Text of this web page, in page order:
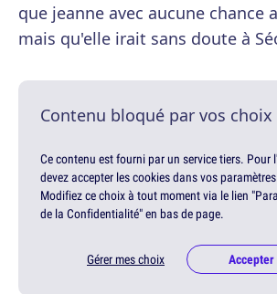
que jeanne avec aucune chance
mais qu'elle irait sans doute à
Contenu bloqué par vos choix
Ce contenu est fourni par un service tiers. Pour
devez accepter les cookies dans vos
Modifiez ce choix à tout moment via le lien
de la Confidentialité" en bas de page.
Gérer mes choix